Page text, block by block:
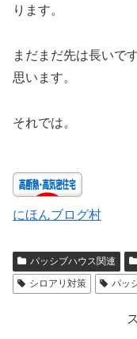
ります。
まだまだ先は長いで
思います。
それでは。
にほんブログ村
パッシブハウス関連
シロアリ対策
パッ